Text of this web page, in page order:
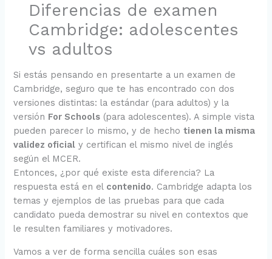
Diferencias de examen
Cambridge: adolescentes
vs adultos
Si estás pensando en presentarte a un examen de
Cambridge, seguro que te has encontrado con dos
versiones distintas: la estándar (para adultos) y la
versión For Schools (para adolescentes). A simple vista
pueden parecer lo mismo, y de hechotienen la misma
validez oficial y certifican el mismo nivel de inglés
según el MCER.
Entonces, ¿por qué existe esta diferencia? La
respuesta está en el contenido. Cambridge adapta los
temas y ejemplos de las pruebas para que cada
candidato pueda demostrar su nivel en contextos que
le resulten familiares y motivadores.
Vamos a ver de forma sencilla cuáles son esas